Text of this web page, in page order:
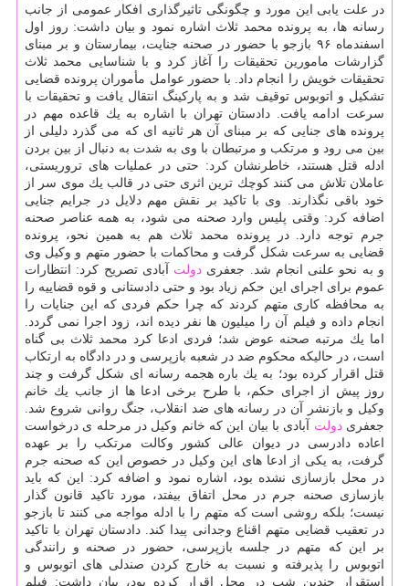
در علت یابی این مورد و چگونگی تاثیرگذاری افكار عمومی از جانب
رسانه ها، به پرونده محمد ثلاث اشاره نمود و بیان داشت: روز اول
اسفندماه ۹۶ بازجو با حضور در صحنه جنایت، بیمارستان و بر مبنای
گزارشات مامورین تحقیقات را آغاز كرد و با شناسایی محمد ثلاث
تحقیقات خویش را انجام داد. با حضور عوامل مأموران پرونده قضایی
تشكیل و اتوبوس توقیف شد و به پاركینگ انتقال یافت و تحقیقات با
سرعت ادامه یافت. دادستان تهران با اشاره به یك قاعده مهم در
پرونده های جنایی كه بر مبنای آن هر ثانیه ای كه می گذرد دلیلی از
بین می رود و مرتكب و مرتبطان با وی به شدت به دنبال از بین بردن
ادله قتل هستند، خاطرنشان كرد: حتی در عملیات های تروریستی،
عاملان تلاش می كنند كوچك ترین اثری حتی در قالب یك موی سر از
خود باقی نگذارند. وی با تاكید بر نقش مهم دلایل در جرایم جنایی
اضافه كرد: وقتی پلیس وارد صحنه می شود، به همه عناصر صحنه
جرم توجه دارد. در پرونده محمد ثلاث هم به همین نحو، پرونده
قضایی به سرعت شكل گرفت و محاكمات با حضور متهم و وكیل وی
و به نحو علنی انجام شد. جعفری دولت آبادی تصریح كرد: انتظارات
عموم برای اجرای این حكم زیاد بود و حتی دادستانی و قوه قضاییه را
به محافظه كاری متهم كردند كه چرا حكم فردی كه این جنایات را
انجام داده و فیلم آن را میلیون ها نفر دیده اند، زود اجرا نمی گردد.
اما یك مرتبه صحنه عوض شد؛ فردی ادعا كرد محمد ثلاث بی گناه
است، در حالیكه محكوم ضد در شعبه بازپرسی و در دادگاه به ارتكاب
قتل اقرار كرده بود؛ به یك باره هجمه رسانه ای شكل گرفت و چند
روز پیش از اجرای حكم، با طرح برخی ادعا ها از جانب یك خانم
وكیل و بازنشر آن در رسانه های ضد انقلاب، جنگ روانی شروع شد.
جعفریدولت آبادی با بیان این كه خانم وكیل در مرحله ی درخواست
اعاده دادرسی در دیوان عالی كشور وكالت مرتكب را بر عهده
گرفت، به یكی از ادعا های این وكیل در خصوص این كه صحنه جرم
در محل بازسازی نشده بود، اشاره نمود و اضافه كرد: این كه باید
بازسازی صحنه جرم در محل اتفاق بیفتد، مورد تاكید قانون گذار
نیست؛ بلكه روشی است كه متهم را با ادله مواجه می كنند تا بازجو
در تعقیب قضایی متهم اقناع وجدانی پیدا كند. دادستان تهران با تاكید
بر این كه متهم در جلسه بازپرسی، حضور در صحنه و رانندگی
اتوبوس را پذیرفته و نسبت به خارج كردن صندلی های اتوبوس و
استقرار چندین شب در محل اقرار كرده بود، بیان داشت: فیلم